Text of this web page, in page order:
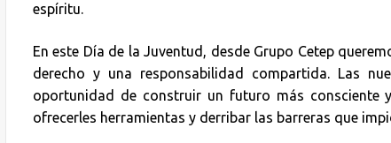
espíritu.
En este Día de la Juventud, desde Grupo Cetep
derecho y una responsabilidad compartida. Las
oportunidad de construir un futuro más consciente
ofrecerles herramientas y derribar las barreras que